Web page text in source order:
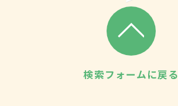
検索フォームに戻る